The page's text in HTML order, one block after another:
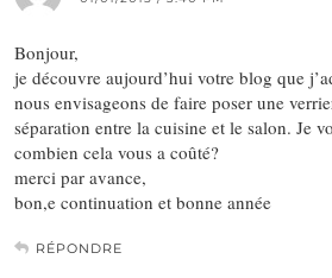
Bonjour,
je découvre aujourd’hui votre blog que
nous envisageons de faire poser une
séparation entre la cuisine et le salon. Je
combien cela vous a coûté?
merci par avance,
bon,e continuation et bonne année
RÉPONDRE